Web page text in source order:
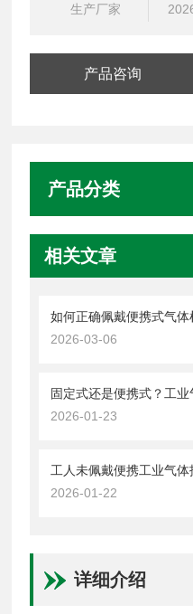
6.电量显示Type-C接口充
生产厂家
产品咨询
产品分类
相关文章
如何正确佩戴便携式气体
2026-03-06
2026-01-23
2026-01-22
详细介绍